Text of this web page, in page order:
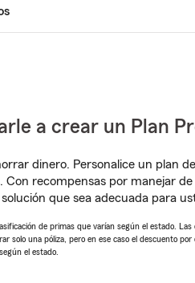
a crear un Plan
dinero. Personalice un plan
Con recompensas por manejar
que sea adecuada para
de primas que varían según el estado.
solo una póliza, pero en ese caso el descuento
el estado.